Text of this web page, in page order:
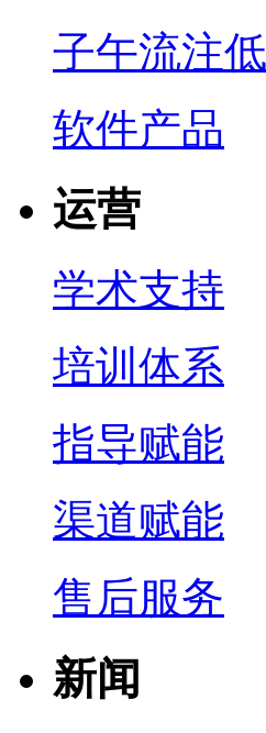
子午流注
软件产品
运营
学术支持
培训体系
指导赋能
渠道赋能
售后服务
新闻